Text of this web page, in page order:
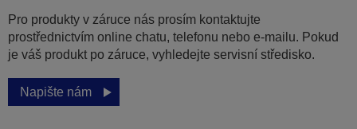
Pro produkty v záruce nás prosím kontaktujte
prostřednictvím online chatu, telefonu nebo e-mailu. Pokud
je váš produkt po záruce, vyhledejte servisní středisko.
Napište nám